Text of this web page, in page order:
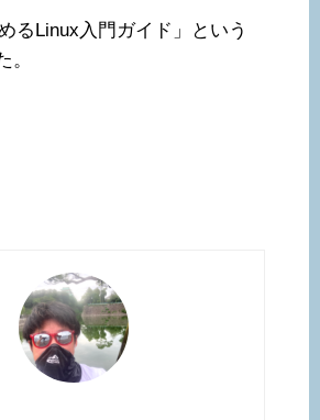
るLinux入門ガイド」という
。